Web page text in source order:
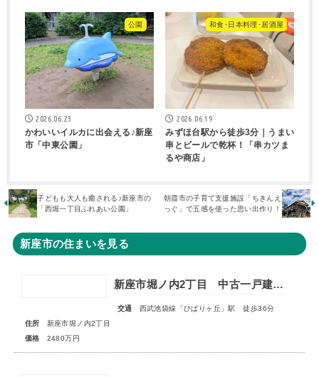
公園
2026.06.23
かわいいイルカに出会える♪新座
市「中東公園」
和食･日本料理･居酒屋
2026.06.19
みずほ台駅から徒歩3分｜うまい
串とビールで乾杯！「串カツま
るや商店」
子どもも大人も癒される♪新座市の
「西堀一丁目ふれあい公園」
朝霞市の子育て支援施設「ちきんえ
っぐ」で五感を使った思い出作り！
新座市の住まいを見る
新座市堀ノ内2丁目 中古一戸建住宅
交通
西武池袋線「ひばりヶ丘」駅 徒歩36分
住所
新座市堀ノ内2丁目
価格
2480万円